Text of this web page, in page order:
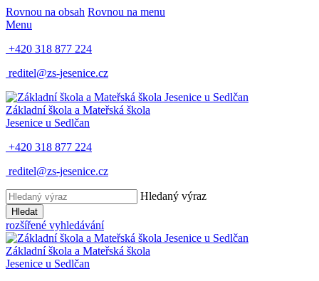
Rovnou na obsah Rovnou na menu
Menu
+420 318 877 224
reditel@zs-jesenice.cz
Základní škola a Mateřská škola
Jesenice u Sedlčan
+420 318 877 224
reditel@zs-jesenice.cz
Hledaný výraz
Hledat
rozšířené vyhledávání
Základní škola a Mateřská škola
Jesenice u Sedlčan